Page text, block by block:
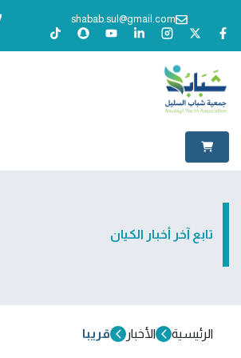
shabab.sul@gmail.com
تابع آخر أخبار الكيان
الرئيسية الأخبار قريبا